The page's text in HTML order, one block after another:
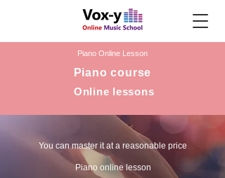
Piano Online Lesson
Piano course
Online lessons
You can master it at a reasonable price
Piano online lesson